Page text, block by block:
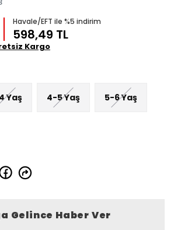
Havale/EFT ile %5 indirim
598,49 TL
Kargo
Yaş 4-5 Yaş 5-6 Yaş
Gelince Haber Ver